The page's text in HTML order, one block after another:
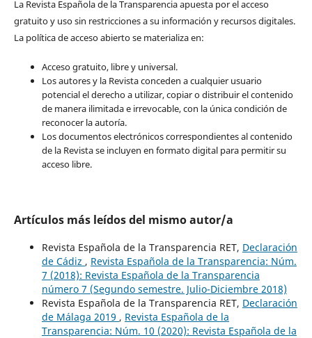
La Revista Española de la Transparencia apuesta por el acceso
gratuito y uso sin restricciones a su información y recursos digitales.
La política de acceso abierto se materializa en:
Acceso gratuito, libre y universal.
Los autores y la Revista conceden a cualquier usuario
potencial el derecho a utilizar, copiar o distribuir el contenido
de manera ilimitada e irrevocable, con la única condición de
reconocer la autoría.
Los documentos electrónicos correspondientes al contenido
de la Revista se incluyen en formato digital para permitir su
acceso libre.
Artículos más leídos del mismo autor/a
Revista Española de la Transparencia RET, Declaración
de Cádiz , Revista Española de la Transparencia: Núm.
7 (2018): Revista Española de la Transparencia
número 7 (Segundo semestre. Julio-Diciembre 2018)
Revista Española de la Transparencia RET, Declaración
de Málaga 2019 , Revista Española de la
Transparencia: Núm. 10 (2020): Revista Española de la